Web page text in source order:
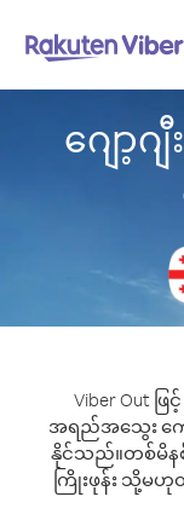
ဂျော့
Viber Out ဖ
အရည်အသွေး ကေ
နိုင်သည်။တစ်မိန
ကြိုးဖုန်း သို့မ